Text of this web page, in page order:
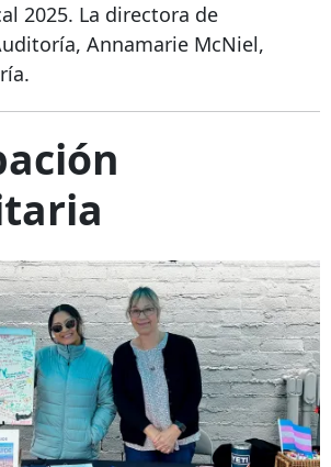
2025. La directora de
Annamarie McNiel,